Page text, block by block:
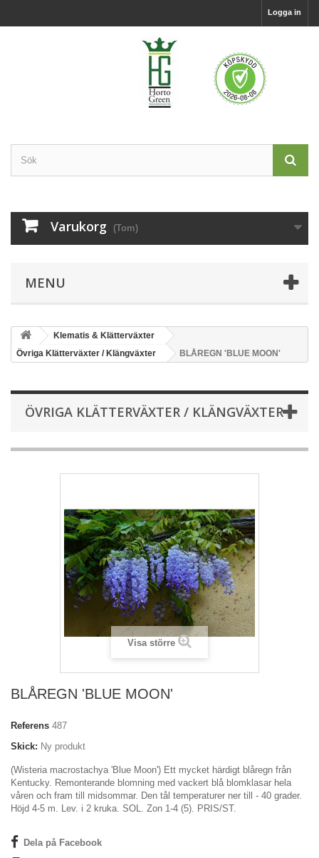
Logga in
Varukorg (Tom)
MENU
Klematis & Klätterväxter
Övriga Klätterväxter / Klängväxter
BLÅREGN 'BLUE MOON'
ÖVRIGA KLÄTTERVÄXTER / KLÄNGVÄXTER
Visa större
BLÅREGN 'BLUE MOON'
Referens 487
Skick: Ny produkt
(Wisteria macrostachya 'Blue Moon') Ett mycket härdigt blåregn från
Kentucky. Remonterande blomning med vackert blå blomklasar hela
våren och fram till midsommar. Den tål temperaturer ner till - 40 grader.
Höjd 4-5 m. Lev. i 2 kruka. SOL. Zon 1-4 (5). PRIS/ST.
Dela på Facebook